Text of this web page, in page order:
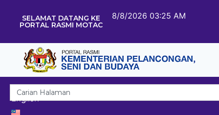
SELAMAT DATANG KE
PORTAL RASMI MOTAC
8/8/2026 03:25 AM
English